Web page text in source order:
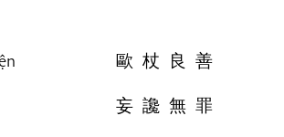
thiện 歐 杖 良 善
tội 妄 讒 無 罪